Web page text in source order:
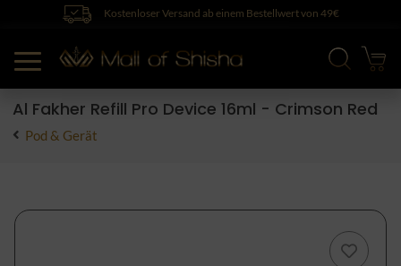
Kostenloser Versand ab einem Bestellwert von 49€
Al Fakher Refill Pro Device 16ml - Crimson Red
Pod & Gerät